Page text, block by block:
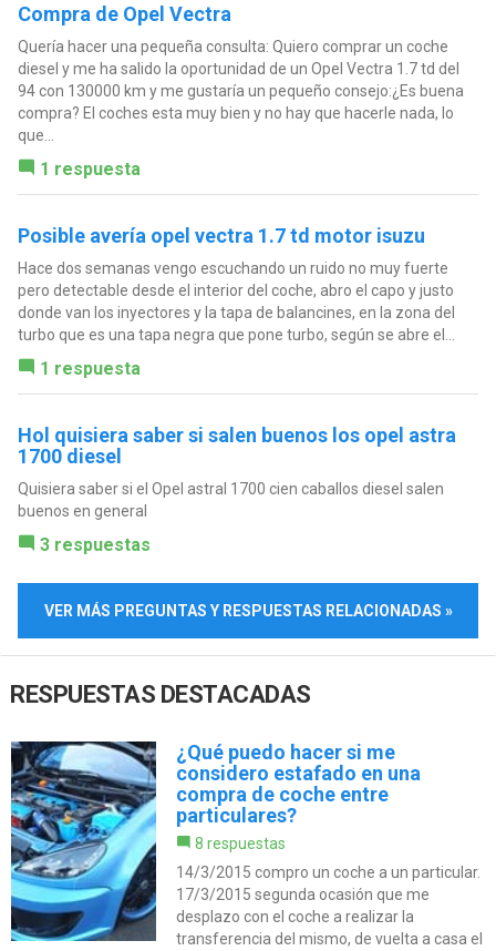
Compra de Opel Vectra
Quería hacer una pequeña consulta: Quiero comprar un coche
diesel y me ha salido la oportunidad de un Opel Vectra 1.7 td del
94 con 130000 km y me gustaría un pequeño consejo:¿Es buena
compra? El coches esta muy bien y no hay que hacerle nada, lo
que...
1 respuesta
Posible avería opel vectra 1.7 td motor isuzu
Hace dos semanas vengo escuchando un ruido no muy fuerte
pero detectable desde el interior del coche, abro el capo y justo
donde van los inyectores y la tapa de balancines, en la zona del
turbo que es una tapa negra que pone turbo, según se abre el...
1 respuesta
Hol quisiera saber si salen buenos los opel astra
1700 diesel
Quisiera saber si el Opel astral 1700 cien caballos diesel salen
buenos en general
3 respuestas
VER MÁS PREGUNTAS Y RESPUESTAS RELACIONADAS »
RESPUESTAS DESTACADAS
¿Qué puedo hacer si me
considero estafado en una
compra de coche entre
particulares?
8 respuestas
14/3/2015 compro un coche a un particular.
17/3/2015 segunda ocasión que me
desplazo con el coche a realizar la
transferencia del mismo, de vuelta a casa el